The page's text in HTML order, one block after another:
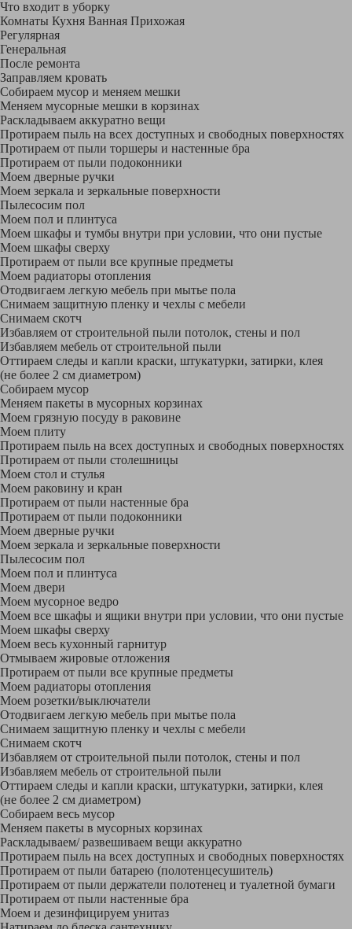
Что входит в уборку
Регу­лярная
Гене­ральная
После ремонта
Заправляем кровать
Собираем мусор и меняем мешки
Меняем мусорные мешки в корзинах
Раскладываем аккуратно вещи
Протираем пыль на всех доступных и свободных поверхностях
Протираем от пыли торшеры и настенные бра
Протираем от пыли подоконники
Моем дверные ручки
Моем зеркала и зеркальные поверхности
Пылесосим пол
Моем пол и плинтуса
Моем шкафы и тумбы внутри при условии, что они пустые
Моем шкафы сверху
Протираем от пыли все крупные предметы
Моем радиаторы отопления
Отодвигаем легкую мебель при мытье пола
Снимаем защитную пленку и чехлы с мебели
Снимаем скотч
Избавляем от строительной пыли потолок, стены и пол
Избавляем мебель от строительной пыли
Оттираем следы и капли краски, штукатурки, затирки, клея
(не более 2 см диаметром)
Собираем мусор
Меняем пакеты в мусорных корзинах
Моем грязную посуду в раковине
Моем плиту
Протираем пыль на всех доступных и свободных поверхностях
Протираем от пыли столешницы
Моем стол и стулья
Моем раковину и кран
Протираем от пыли настенные бра
Протираем от пыли подоконники
Моем дверные ручки
Моем зеркала и зеркальные поверхности
Пылесосим пол
Моем пол и плинтуса
Моем двери
Моем мусорное ведро
Моем все шкафы и ящики внутри при условии, что они пустые
Моем шкафы сверху
Моем весь кухонный гарнитур
Отмываем жировые отложения
Протираем от пыли все крупные предметы
Моем радиаторы отопления
Моем розетки/выключатели
Отодвигаем легкую мебель при мытье пола
Снимаем защитную пленку и чехлы с мебели
Снимаем скотч
Избавляем от строительной пыли потолок, стены и пол
Избавляем мебель от строительной пыли
Оттираем следы и капли краски, штукатурки, затирки, клея
(не более 2 см диаметром)
Собираем весь мусор
Меняем пакеты в мусорных корзинах
Раскладываем/ развешиваем вещи аккуратно
Протираем пыль на всех доступных и свободных поверхностях
Протираем от пыли батарею (полотенцесушитель)
Протираем от пыли держатели полотенец и туалетной бумаги
Протираем от пыли настенные бра
Моем и дезинфицируем унитаз